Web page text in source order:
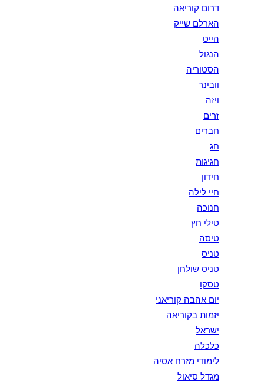
דרום קוריאה
הארלם שייק
הייט
הנגול
הסטוריה
וובינר
ויזה
זרים
חברים
חג
חגיגות
חידון
חיי לילה
חנוכה
טילי חץ
טיסה
טניס
טניס שולחן
טסקו
יום אהבה קוריאני
יזמות בקוריאה
ישראל
כלכלה
לימודי מזרח אסיה
מגדל סיאול